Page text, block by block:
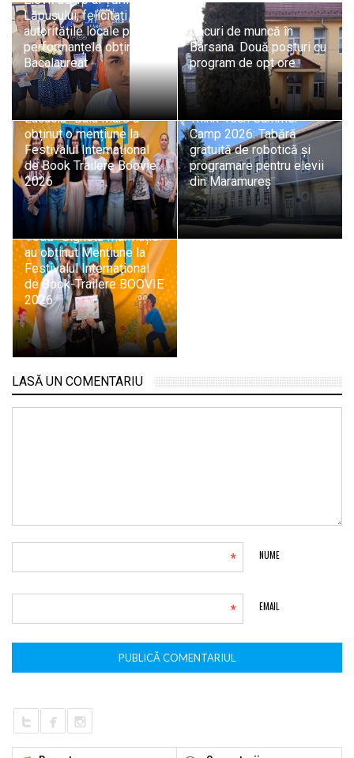
Lăpușului, felicitați de
autoritățile locale pentru
performanțele obținute la
Bacalaureat
Locuri de muncă în
Bârsana. Două posturi cu
program de opt ore
Echipa Colegiului „Vasile
Lucaciu” Baia Mare a
obținut o mențiune la
Festivalul Internațional
de Book Trailere Boovie
2026
Think-Tech Summer
Camp 2026: Tabără
gratuită de robotică și
programare pentru elevii
din Maramureș
Elevii Colegiului „Dragoș
Vodă” Sighetu Marmației
au obținut Mențiune la
Festivalul Internațional
de Book-Trailere BOOVIE
2026
LASĂ UN COMENTARIU
NUME
*
EMAIL
*